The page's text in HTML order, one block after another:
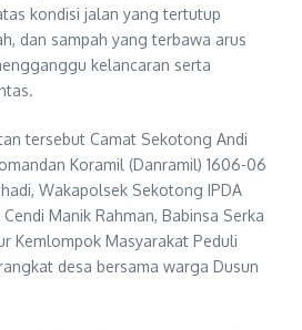
kondisi jalan yang tertutup
dan sampah yang terbawa arus
kelancaran serta
tersebut Camat Sekotong Andi
Koramil (Danramil) 1606-06
Wakapolsek Sekotong IPDA
Manik Rahman, Babinsa Serka
Kemlompok Masyarakat Peduli
desa bersama warga Dusun